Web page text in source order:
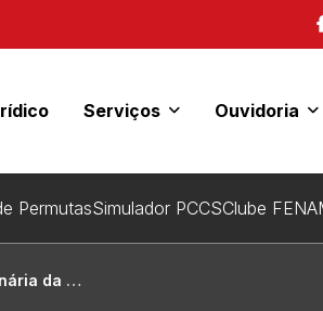
Serviços Ouvidoria
PermutasSimulador PCCSClube
aprovada